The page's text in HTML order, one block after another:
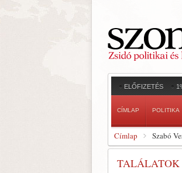
ELŐFIZETÉS
CÍMLAP POLITIKA
Címlap Szabó
TALÁLATOK